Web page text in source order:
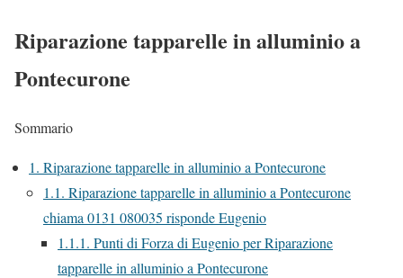
Riparazione tapparelle in alluminio a
Pontecurone
Sommario
1. Riparazione tapparelle in alluminio a Pontecurone
1.1. Riparazione tapparelle in alluminio a Pontecurone
chiama 0131 080035 risponde Eugenio
1.1.1. Punti di Forza di Eugenio per Riparazione
tapparelle in alluminio a Pontecurone